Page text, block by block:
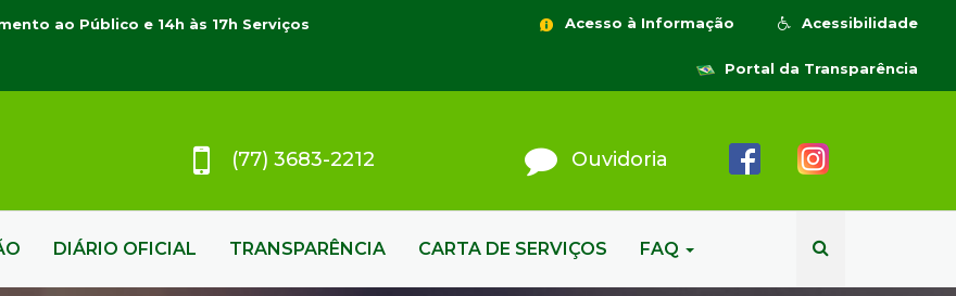
ao Público e 14h às 17h Serviços
Acessibilidade
Acesso à Informação
Portal da Transparência
(77) 3683-2212 Ouvidoria
DIÁRIO OFICIAL TRANSPARÊNCIA CARTA DE SERVIÇOS FAQ